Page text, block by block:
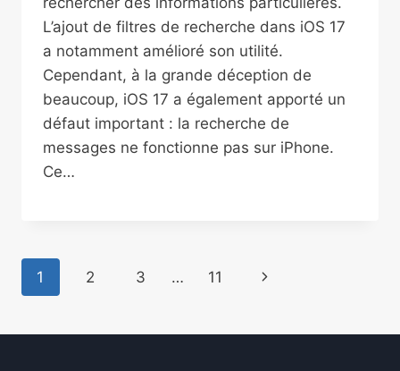
L’ajout de filtres de recherche dans iOS 17
a notamment amélioré son utilité.
Cependant, à la grande déception de
beaucoup, iOS 17 a également apporté un
défaut important : la recherche de
messages ne fonctionne pas sur iPhone.
Ce…
Page
1 2 3 … 11
Next